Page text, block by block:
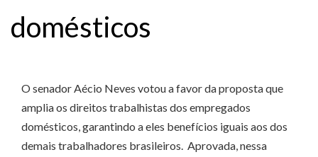
domésticos
O senador Aécio Neves votou a favor da proposta que
amplia os direitos trabalhistas dos empregados
domésticos, garantindo a eles benefícios iguais aos dos
demais trabalhadores brasileiros. Aprovada, nessa